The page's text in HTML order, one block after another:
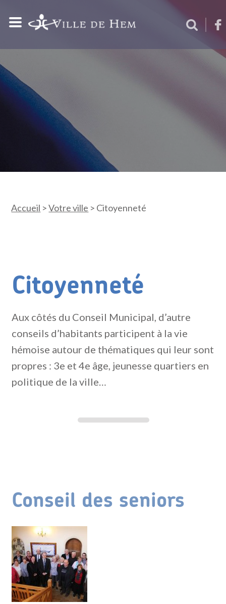
Accueil >Votre ville > Citoyenneté
Citoyenneté
Aux côtés du Conseil Municipal, d’autre
conseils d’habitants participent à la vie
hémoise autour de thématiques qui leur sont
propres : 3e et 4e âge, jeunesse quartiers en
politique de la ville…
Conseil des seniors